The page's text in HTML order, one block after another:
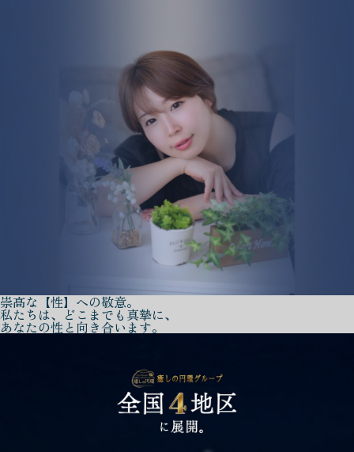
崇高な【性】への敬意。
私たちは、どこまでも真摯に、
あなたの性と向き合います。